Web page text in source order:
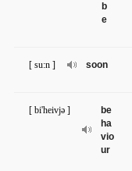
b
e
soon
[ su:n ]
be
ha
vio
ur
[ bi'heivjə ]